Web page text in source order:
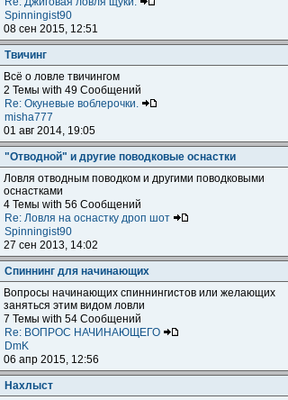
Spinningist90
08 сен 2015, 12:51
Твичинг
Всё о ловле твичингом
2 Темы with 49 Сообщений
Re: Окуневые воблерочки.
misha777
01 авг 2014, 19:05
"Отводной" и другие поводковые оснастки
Ловля отводным поводком и другими поводковыми
оснастками
4 Темы with 56 Сообщений
Re: Ловля на оснастку дроп шот
Spinningist90
27 сен 2013, 14:02
Спиннинг для начинающих
Вопросы начинающих спиннингистов или желающих
заняться этим видом ловли
7 Темы with 54 Сообщений
Re: ВОПРОС НАЧИНАЮЩЕГО
DmK
06 апр 2015, 12:56
Нахлыст